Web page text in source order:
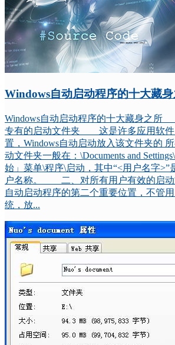
Windows自动启动程序的十大藏
Windows自动启动程序的十大藏身
专有的启动文件夹 这是许多应用软件
置，Windows自动启动放入该文件夹的
动文件夹一般在：\Documents and
始」菜单\程序\启动，其中“<用户名字>”
户名称。 二、对所有用户有效的启
自动启动程序的第二个重要位置，不管
统，放...